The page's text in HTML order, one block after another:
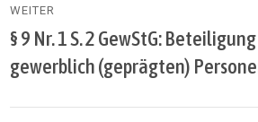
WEITER
Nächster
Beitrag:
§ 9 Nr. 1 S. 2 GewStG:
gewerblich (geprägten)